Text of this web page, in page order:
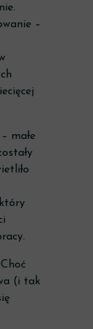
–
małe
(i tak